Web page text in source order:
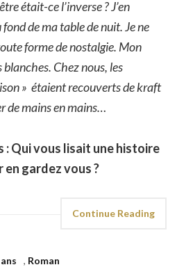
était-ce l’inverse ? J’en
de ma table de nuit. Je ne
forme de nostalgie. Mon
Chez nous, les
» étaient recouverts de kraft
de mains en mains…
: Qui vous lisait une histoire
gardez vous ?
Continue Reading
, Roman